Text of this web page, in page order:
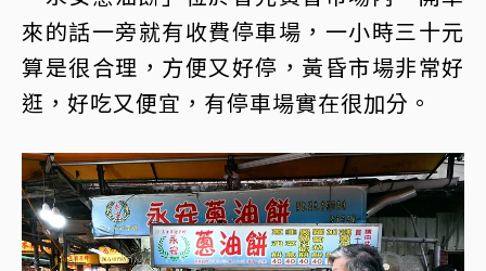
來的話一旁就有收費停車場，一小時三十元
算是很合理，方便又好停，黃昏市場非常好
逛，好吃又便宜，有停車場實在很加分。